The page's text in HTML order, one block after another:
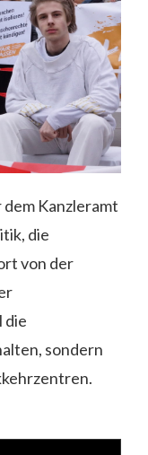
dem Kanzleramt
die
von der
die
sondern